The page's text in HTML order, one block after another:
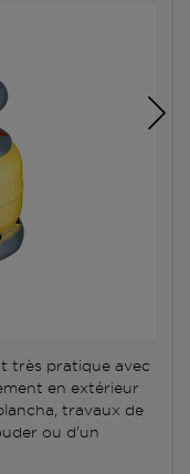
très pratique avec
en extérieur
travaux de
ou d'un